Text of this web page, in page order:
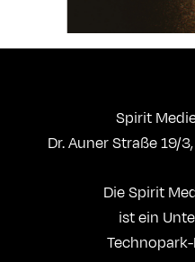
Spirit
Dr. Auner Straße 19/
Die Spirit
ist ein